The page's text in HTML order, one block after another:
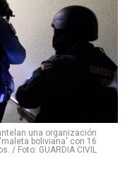
una organización
boliviana' con 16
/ Foto: GUARDIA CIVIL